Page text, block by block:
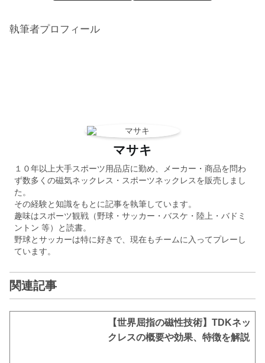
執筆者プロフィール
マサキ
１０年以上大手スポーツ用品店に勤め、メーカー・商品を問わ
ず数多くの磁気ネックレス・スポーツネックレスを販売しまし
た。
その経験と知識をもとに記事を執筆しています。
趣味はスポーツ観戦（野球・サッカー・バスケ・陸上・バドミ
ントン 等）と読書。
野球とサッカーは特に好きで、現在もチームに入ってプレーし
ています。
関連記事
【世界屈指の磁性技術】TDKネッ
クレスの概要や効果、特徴を解説